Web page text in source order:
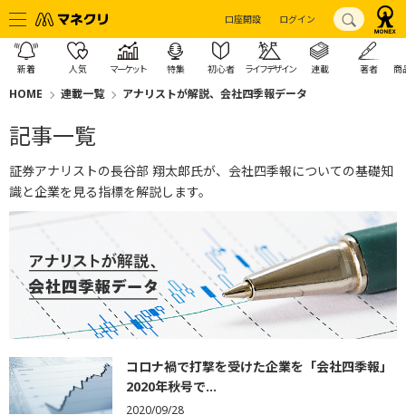
口座開設 ログイン
新着 人気 マーケット 特集 初心者 ライフデザイン 連載 著者 商
HOME 連載一覧 アナリストが解説、会社四季報データ
記事一覧
証券アナリストの長谷部 翔太郎氏が、会社四季報についての基礎知
識と企業を見る指標を解説します。
コロナ禍で打撃を受けた企業を「会社四季報」
2020年秋号で...
2020/09/28